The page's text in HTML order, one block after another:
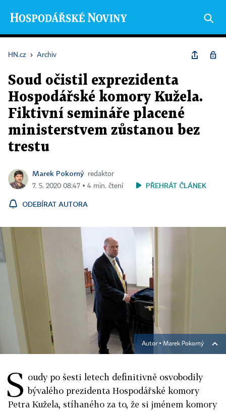
HN.cz › Archiv
Soud očistil exprezidenta
Hospodářské komory Kužela.
Fiktivní semináře placené
ministerstvem zůstanou bez
trestu
Marek Pokorný
redaktor
7. 5. 2020 08:47 ▪ 4 min. čtení
PŘEHRÁT ČLÁNEK
ODEBÍRAT AUTORA
Autor ▪ Marek Pokorný
S oudy po šesti letech definitivně osvobodily
bývalého prezidenta Hospodářské komory
Petra Kužela, stíhaného za to, že si jménem komory